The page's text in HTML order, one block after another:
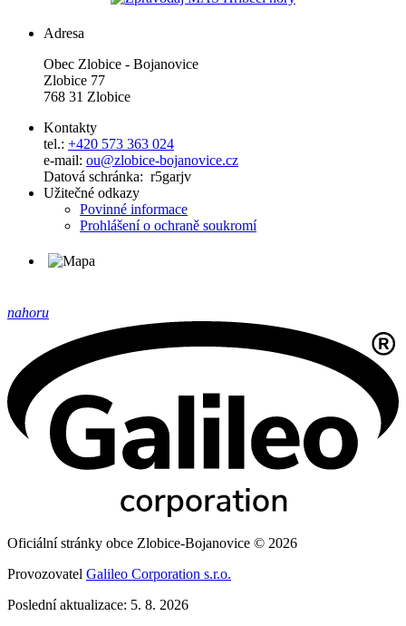
Adresa
Obec Zlobice - Bojanovice
Zlobice 77
768 31 Zlobice
Kontakty
tel.: +420 573 363 024
e-mail: ou@zlobice-bojanovice.cz
Datová schránka: r5garjv
Užitečné odkazy
Povinné informace
Prohlášení o ochraně soukromí
nahoru
Oficiální stránky obce Zlobice-Bojanovice © 2026
Provozovatel Galileo Corporation s.r.o.
Poslední aktualizace: 5. 8. 2026